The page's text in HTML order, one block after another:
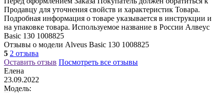
Продавцу для уточнения свойств и характеристик Товара.
Подробная информация о товаре указывается в инструкции и
на упаковке товара. Используемое название в России Алвеус
Basic 130 1008825
Отзывы о модели Alveus Basic 130 1008825
5 2 отзыва
Оставить отзыв Посмотреть все отзывы
Елена
23.09.2022
Модель: